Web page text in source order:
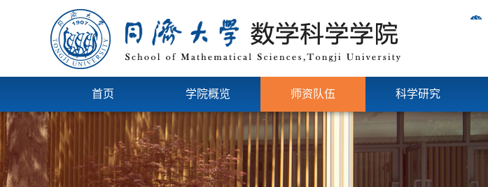
首页 学院概览 师资队伍 科学研究